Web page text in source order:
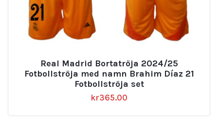
Real Madrid Bortatröja 2024/25
Fotbollströja med namn Brahim Díaz 21
Fotbollströja set
kr365.00